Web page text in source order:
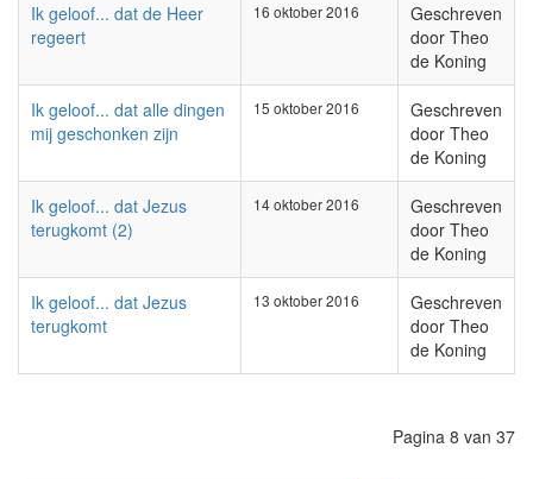
Ik geloof... dat de Heer
regeert
16 oktober 2016
Geschreven
door Theo
de Koning
Ik geloof... dat alle dingen
mij geschonken zijn
15 oktober 2016
Geschreven
door Theo
de Koning
Ik geloof... dat Jezus
terugkomt (2)
14 oktober 2016
Geschreven
door Theo
de Koning
Ik geloof... dat Jezus
terugkomt
13 oktober 2016
Geschreven
door Theo
de Koning
Pagina 8 van 37